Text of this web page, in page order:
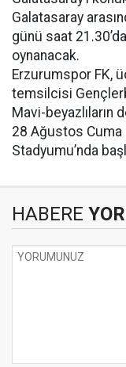
Galatasaray
günü saat
oynanacak.
Erzurumspor FK,
temsilcisi
Mavi-beyazlıların
28 Ağustos Cuma
Stadyumu’nda
HABERE